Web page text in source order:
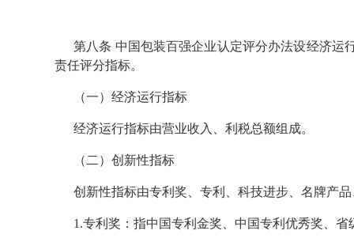
第八条 中国包装百强企业认定评分办法设经济运
责任评分指标。
（一）经济运行指标
经济运行指标由营业收入、利税总额组成。
（二）创新性指标
创新性指标由专利奖、专利、科技进步、名牌产
1.专利奖：指中国专利金奖、中国专利优秀奖、